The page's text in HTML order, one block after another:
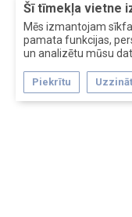
Šī tīmekļa vietne
Mēs izmantojam
pamata funkcijas,
un analizētu mūsu
Piekrītu